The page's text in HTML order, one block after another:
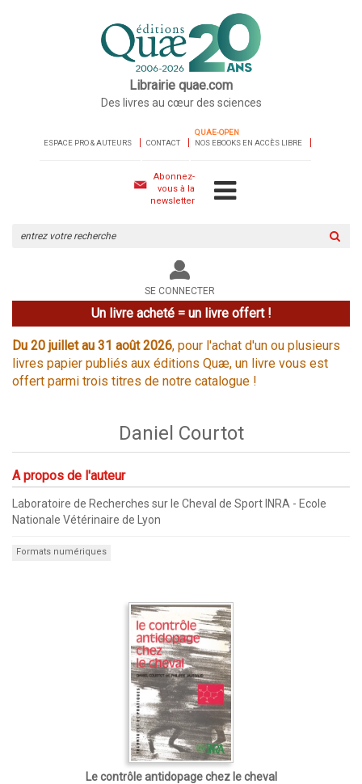
Librairie quae.com
Des livres au cœur des sciences
ESPACE PRO & AUTEURS CONTACT
QUAE-OPEN
NOS EBOOKS EN ACCÈS LIBRE
Abonnez-
vous à la
newsletter
le
site
SE CONNECTER
Un livre acheté = un livre offert !
Du 20 juillet au 31 août 2026, pour l'achat d'un ou plusieurs
livres papier publiés aux éditions Quæ, un livre vous est
offert parmi trois titres de notre catalogue !
Daniel Courtot
A propos de l'auteur
Laboratoire de Recherches sur le Cheval de Sport INRA - Ecole
Nationale Vétérinaire de Lyon
Formats numériques
Le contrôle antidopage chez le cheval